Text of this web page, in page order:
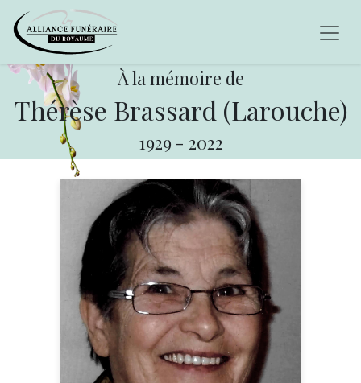
À la mémoire de
Thérèse Brassard (Larouche)
1929 - 2022